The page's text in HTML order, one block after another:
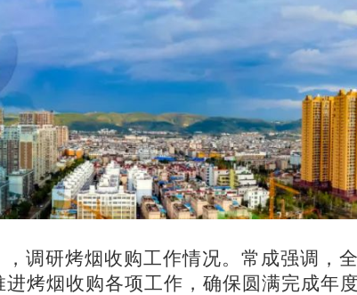
调研烤烟收购工作情况。常成强调，
烤烟收购各项工作，确保圆满完成年